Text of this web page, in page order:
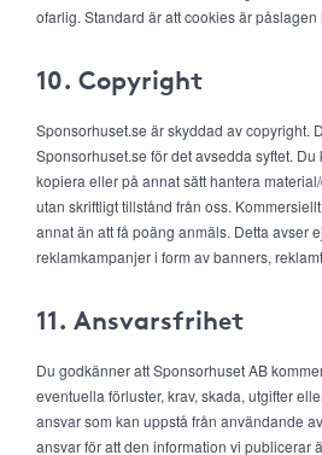
ofarlig. Standard är att cookies är
10. Copyright
Sponsorhuset.se är skyddad av copyright.
Sponsorhuset.se för det avsedda syftet.
kopiera eller på annat sätt hantera
utan skriftligt tillstånd från oss.
annat än att få poäng anmäls. Detta avser
reklamkampanjer i form av banners,
11. Ansvarsfrihet
Du godkänner att Sponsorhuset AB
eventuella förluster, krav, skada, utgifter
ansvar som kan uppstå från användande
ansvar för att den information vi publicerar